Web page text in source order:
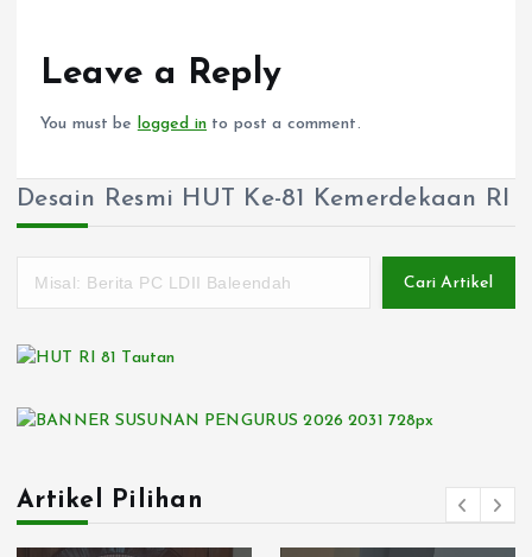
Leave a Reply
You must be logged in to post a comment.
Desain Resmi HUT Ke-81 Kemerdekaan RI
Cari Artikel
Artikel Pilihan